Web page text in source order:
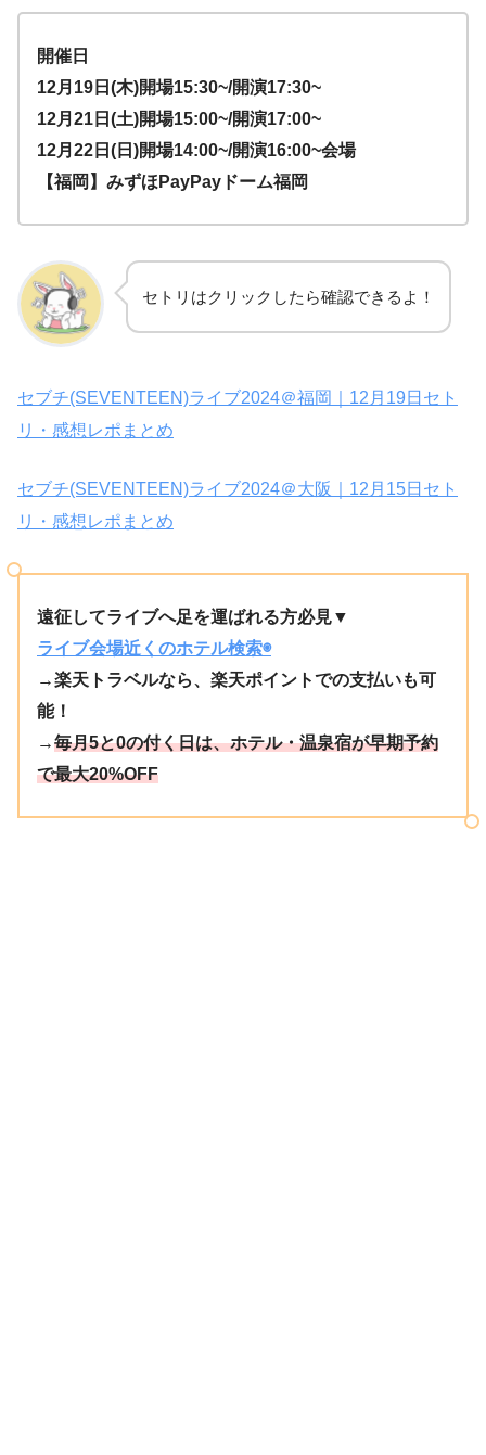
開催日
12月19日(木)開場15:30~/開演17:30~
12月21日(土)開場15:00~/開演17:00~
12月22日(日)開場14:00~/開演16:00~会場
【福岡】みずほPayPayドーム福岡
セトリはクリックしたら確認できるよ！
セブチ(SEVENTEEN)ライブ2024＠福岡｜12月19日セト
リ・感想レポまとめ
セブチ(SEVENTEEN)ライブ2024＠大阪｜12月15日セト
リ・感想レポまとめ
遠征してライブへ足を運ばれる方必見▼
ライブ会場近くのホテル検索◉
→楽天トラベルなら、楽天ポイントでの支払いも可
能！
→毎月5と0の付く日は、ホテル・温泉宿が早期予約
で最大20%OFF